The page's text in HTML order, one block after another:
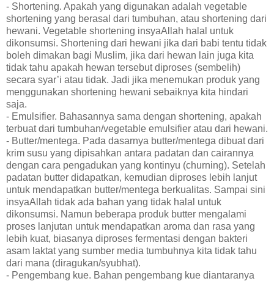
- Shortening. Apakah yang digunakan adalah vegetable
shortening yang berasal dari tumbuhan, atau shortening dari
hewani. Vegetable shortening insyaAllah halal untuk
dikonsumsi. Shortening dari hewani jika dari babi tentu tidak
boleh dimakan bagi Muslim, jika dari hewan lain juga kita
tidak tahu apakah hewan tersebut diproses (sembelih)
secara syar’i atau tidak. Jadi jika menemukan produk yang
menggunakan shortening hewani sebaiknya kita hindari
saja.
- Emulsifier. Bahasannya sama dengan shortening, apakah
terbuat dari tumbuhan/vegetable emulsifier atau dari hewani.
- Butter/mentega. Pada dasarnya butter/mentega dibuat dari
krim susu yang dipisahkan antara padatan dan cairannya
dengan cara pengadukan yang kontinyu (churning). Setelah
padatan butter didapatkan, kemudian diproses lebih lanjut
untuk mendapatkan butter/mentega berkualitas. Sampai sini
insyaAllah tidak ada bahan yang tidak halal untuk
dikonsumsi. Namun beberapa produk butter mengalami
proses lanjutan untuk mendapatkan aroma dan rasa yang
lebih kuat, biasanya diproses fermentasi dengan bakteri
asam laktat yang sumber media tumbuhnya kita tidak tahu
dari mana (diragukan/syubhat).
- Pengembang kue. Bahan pengembang kue diantaranya